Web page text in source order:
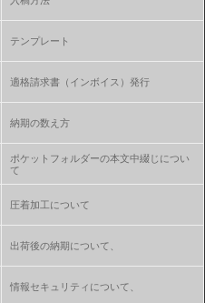
テンプレート
適格請求書（インボイス）発行
納期の数え方
ポケットフォルダーの本文中綴じについ
て
圧着加工について
出荷後の納期について、
情報セキュリティについて、